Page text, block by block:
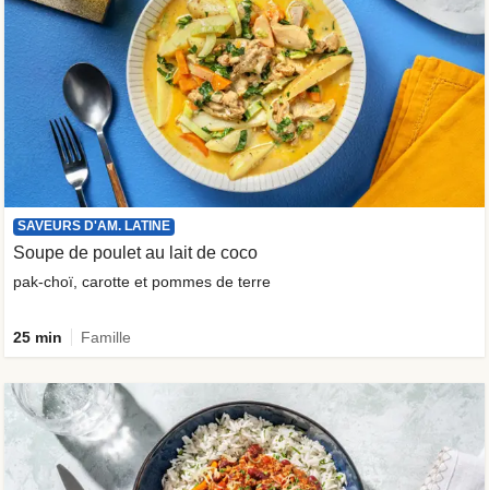
SAVEURS D'AM. LATINE
Soupe de poulet au lait de coco
pak-choï, carotte et pommes de terre
25 min Famille